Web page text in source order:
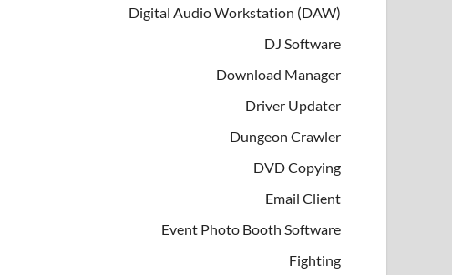
Digital Audio Workstation (DAW)
DJ Software
Download Manager
Driver Updater
Dungeon Crawler
DVD Copying
Email Client
Event Photo Booth Software
Fighting